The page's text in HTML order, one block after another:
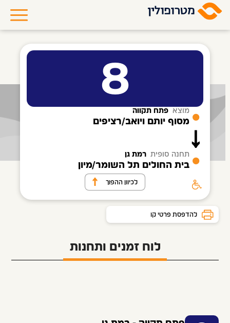
8
מוצא פתח תקווה
מסוף יותם ויואב/רציפים
תחנה סופית רמת גן
בית החולים תל השומר/מיון
לכיוון ההפוך
להדפסת פרטי קו
לוח זמנים ותחנות